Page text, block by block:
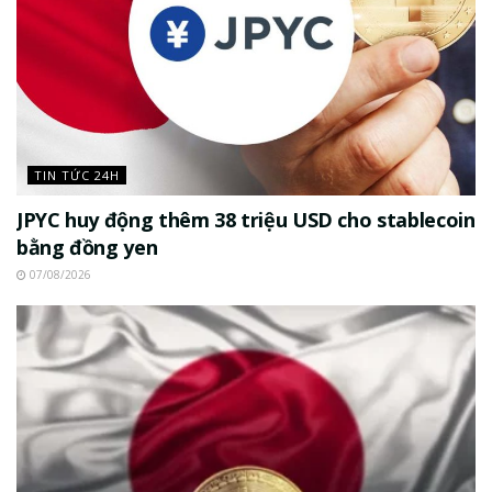
TIN TỨC 24H
JPYC huy động thêm 38 triệu USD cho stablecoin
bằng đồng yen
07/08/2026